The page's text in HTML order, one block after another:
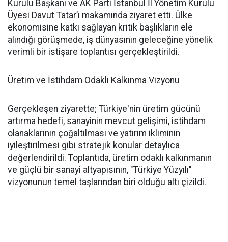
Kurulu Başkanı ve AK Parti İstanbul İl Yönetim Kurulu
Üyesi Davut Tatar’ı makamında ziyaret etti. Ülke
ekonomisine katkı sağlayan kritik başlıkların ele
alındığı görüşmede, iş dünyasının geleceğine yönelik
verimli bir istişare toplantısı gerçekleştirildi.
Üretim ve İstihdam Odaklı Kalkınma Vizyonu
Gerçekleşen ziyarette; Türkiye'nin üretim gücünü
artırma hedefi, sanayinin mevcut gelişimi, istihdam
olanaklarının çoğaltılması ve yatırım ikliminin
iyileştirilmesi gibi stratejik konular detaylıca
değerlendirildi. Toplantıda, üretim odaklı kalkınmanın
ve güçlü bir sanayi altyapısının, "Türkiye Yüzyılı"
vizyonunun temel taşlarından biri olduğu altı çizildi.